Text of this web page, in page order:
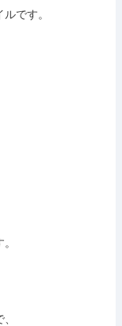
です。